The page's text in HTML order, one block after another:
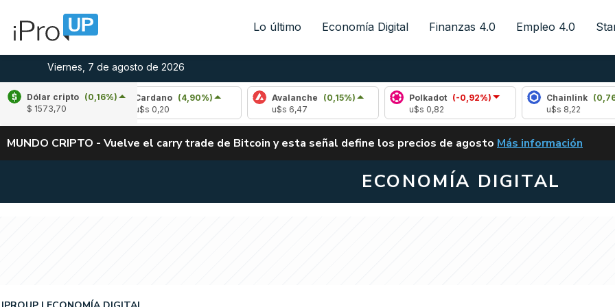
Lo último Economía Digital Finanzas 4.0 Empleo 4.0
Viernes, 7 de agosto de 2026
Dólar cripto (0,16%)
$ 1573,70
Cardano (4,90%)
Avalanche
(0,15%)
Polkadot (-0,92%)
Chainlink (0,76%)
ALERTA
MUNDO CRIPTO - Vuelve el carry trade de Bitcoin y esta señal define los precios de agosto VUELVE EL CARRY
Más información
ECONOMÍA DIGITAL